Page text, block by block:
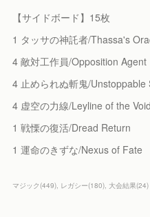
【サイドボード】15枚
1 タッサの神託者/Thassa's
4 敵対工作員/Opposition Agent
4 止められぬ斬鬼/Unstoppable
4 虚空の力線/Leyline of the Void
1 戦慄の復活/Dread Return
1 運命のきずな/Nexus of Fate
マジック (449) レガシー(180) 大会結果(24)